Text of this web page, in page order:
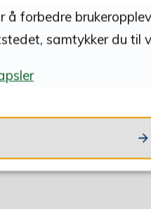
å forbedre
samtykker du til